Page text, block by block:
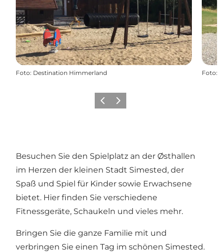
Foto: Destination Himmerland Foto:
Vorherige Folie
Nächste Folie
Besuchen Sie den Spielplatz an der Østhallen
im Herzen der kleinen Stadt Simested, der
Spaß und Spiel für Kinder sowie Erwachsene
bietet. Hier finden Sie verschiedene
Fitnessgeräte, Schaukeln und vieles mehr.
Bringen Sie die ganze Familie mit und
verbringen Sie einen Tag im schönen Simested.